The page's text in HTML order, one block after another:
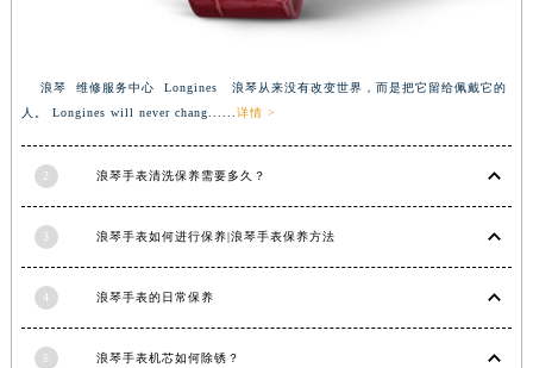
浪琴 维修服务中心 Longines 浪琴从来没有改变世界，而是把它留给佩戴它的
人。 Longines will never chang......详情 >
2 浪琴手表清洗保养需要多久？
3 浪琴手表如何进行保养|浪琴手表保养方法
4 浪琴手表的日常保养
5 浪琴手表机芯如何除锈？